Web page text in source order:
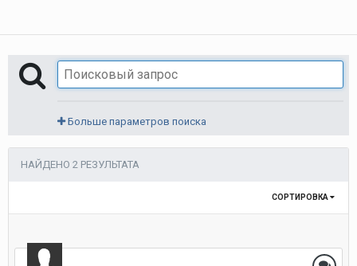
Больше параметров поиска
НАЙДЕНО 2 РЕЗУЛЬТАТА
СОРТИРОВКА